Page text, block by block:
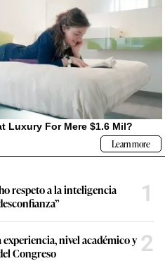
respeto a la inteligencia
1
nivel académico y
Congreso
2